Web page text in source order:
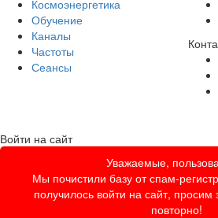
Космоэнергетика
Обучение
Каналы
Частоты
Сеансы
Войти на сайт
Уважаемые,
Мы почистили базу от спам-
получилось войти на сайт, просим
повторно!